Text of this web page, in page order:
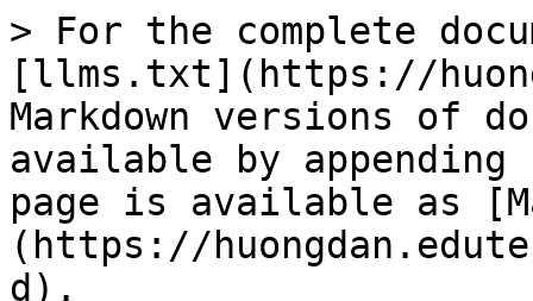
> For the complete
[llms.txt](https://
Markdown versions of
available by
page is available as
(https://
d).